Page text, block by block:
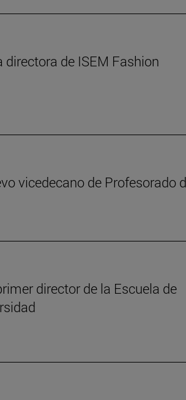
directora de ISEM Fashion
vicedecano de Profesorado
director de la Escuela de